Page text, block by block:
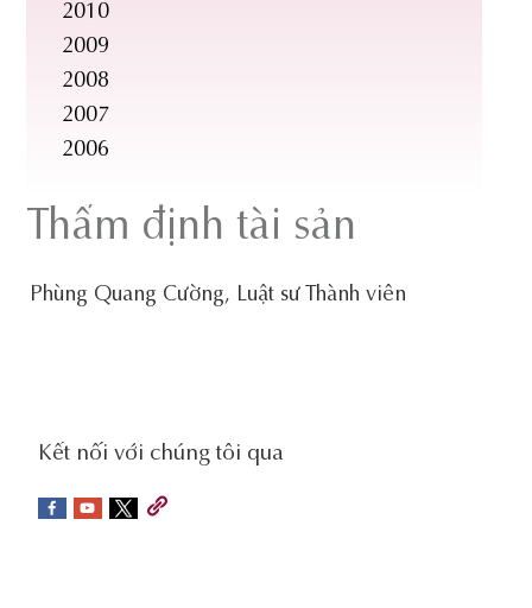
2010
2009
2008
2007
2006
Thẩm định tài sản
Phùng Quang Cường, Luật sư Thành viên
social-
sidebar
Kết nối với chúng tôi qua